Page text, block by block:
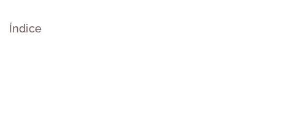
Modelos Mentais – Parte 3
Índice